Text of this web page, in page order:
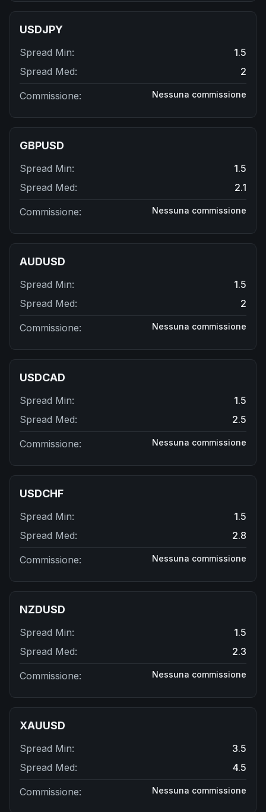
USDJPY
Spread Min:
1.5
Spread Med: 2
Commissione: Nessuna commissione
GBPUSD
Spread Min:
1.5
Spread Med: 2.1
Commissione: Nessuna commissione
AUDUSD
Spread Min:
1.5
Spread Med: 2
Commissione: Nessuna commissione
USDCAD
Spread Min:
1.5
Spread Med: 2.5
Commissione: Nessuna commissione
USDCHF
Spread Min:
1.5
Spread Med: 2.8
Commissione: Nessuna commissione
NZDUSD
Spread Min:
1.5
Spread Med: 2.3
Commissione: Nessuna commissione
XAUUSD
Spread Min:
3.5
Spread Med: 4.5
Commissione: Nessuna commissione